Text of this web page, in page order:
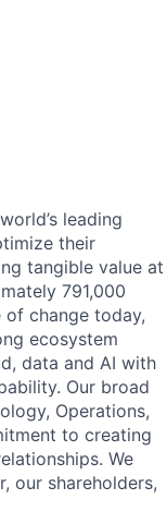
leading
their
tangible value at
791,000
change today,
ecosystem
data and AI with
Our broad
Operations,
to creating
We
our shareholders,